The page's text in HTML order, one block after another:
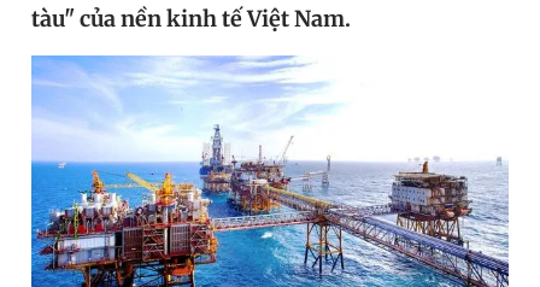
Sản phẩm khác
Tiện ích Bạn cần biết
Thông tin tòa soạn Liên hệ quảng cáo
tàu" của nền kinh tế Việt Nam.